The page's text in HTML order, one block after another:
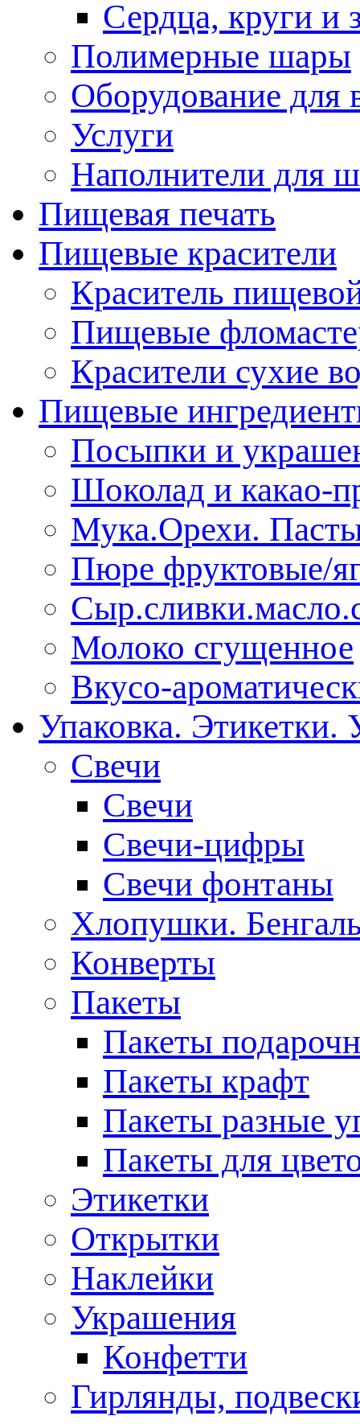
Сердца, круги и
Полимерные шары
Оборудование
Услуги
Наполнители для
Пищевая печать
Пищевые красители
Краситель
Пищевые
Красители сухие
Пищевые
Посыпки и
Шоколад и какао-
Мука.Орехи.
Пюре фруктовые/
Молоко сгущенное
Вкусо-
Упаковка. Этикетки.
Свечи
Свечи
Свечи-цифры
Свечи фонтаны
Хлопушки.
Конверты
Пакеты
Пакеты
Пакеты крафт
Пакеты разные
Пакеты для
Этикетки
Открытки
Наклейки
Украшения
Конфетти
Гирлянды,